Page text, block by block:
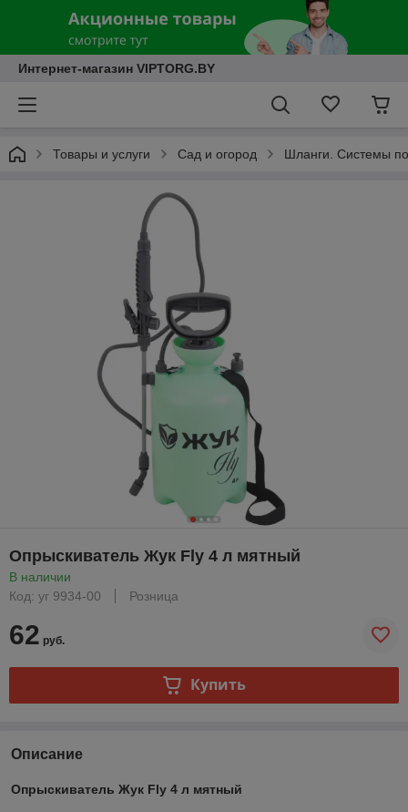
Интернет-магазин VIPTORG.BY
Товары и услуги Сад и огород Шланги. Системы
Опрыскиватель Жук Fly 4 л мятный
В наличии
Код: уг 9934-00
Розница
62 руб.
Купить
Описание
Опрыскиватель Жук Fly 4 л мятный